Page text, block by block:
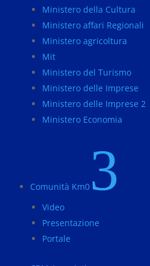
Ministero della Cultura
Ministero affari Regionali
Ministero agricoltura
Mit
Ministero del Turismo
Ministero delle Imprese
Ministero delle Imprese 2
Ministero Economia
Comunità Km0 3
Video
Presentazione
Portale